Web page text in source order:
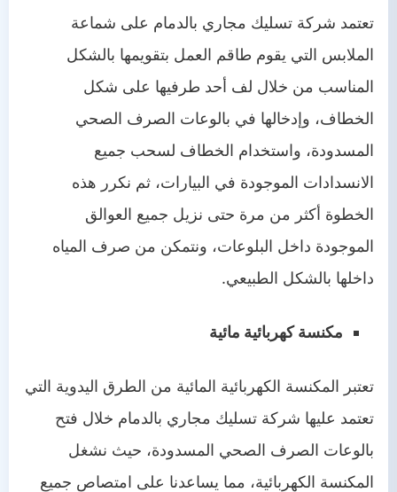
تعتمد شركة تسليك مجاري بالدمام على شماعة
الملابس التي يقوم طاقم العمل بتقويمها بالشكل
المناسب من خلال لف أحد طرفيها على شكل
الخطاف، وإدخالها في بالوعات الصرف الصحي
المسدودة، واستخدام الخطاف لسحب جميع
الانسدادات الموجودة في البيارات، ثم نكرر هذه
الخطوة أكثر من مرة حتى نزيل جميع العوالق
الموجودة داخل البلوعات، ونتمكن من صرف المياه
داخلها بالشكل الطبيعي.
مكنسة كهربائية مائية
تعتبر المكنسة الكهربائية المائية من الطرق اليدوية التي
تعتمد عليها شركة تسليك مجاري بالدمام خلال فتح
بالوعات الصرف الصحي المسدودة، حيث نشغل
المكنسة الكهربائية، مما يساعدنا على امتصاص جميع